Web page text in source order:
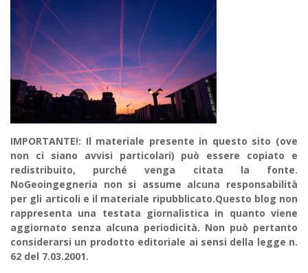
IMPORTANTE!: Il materiale presente in questo sito (ove
non ci siano avvisi particolari) può essere copiato e
redistribuito, purché venga citata la fonte.
NoGeoingegneria non si assume alcuna responsabilità
per gli articoli e il materiale ripubblicato.Questo blog non
rappresenta una testata giornalistica in quanto viene
aggiornato senza alcuna periodicità. Non può pertanto
considerarsi un prodotto editoriale ai sensi della legge n.
62 del 7.03.2001.